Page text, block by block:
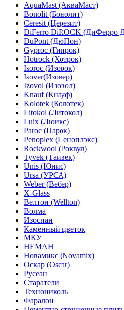
AquaMast (АкваМаст)
Bonolit (Бонолит)
Ceresit (Церезит)
DiFerro DiROCK (ДиФерро
DuPont (ДюПон)
Gyproc (Гипрок)
Hotrock (Хотрок)
Isoroc (Изорок)
Isover(Изовер)
Izovol (Изовол)
Knauf (Кнауф)
Kolotek (Колотек)
Litokol (Литокол)
Luix (Люикс)
Paroc (Парок)
Penoplex (Пеноплэкс)
Rockwool (Роквул)
Tyvek (Тайвек)
Unis (Юнис)
Ursa (УРСА)
Weber (Вебер)
X-Glass
Велтон (Wellton)
Волма
Изоспан
Каменный цветок
МКУ
НЕМАН
Новамикс (Novamix)
Оскар (Oscar)
Русеан
Старатели
Технониколь
Фаралон